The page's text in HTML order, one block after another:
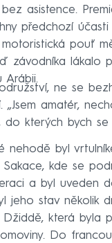
asistence.
předchozí
motoristická pouť
závodníka lákalo
Arábii.
ne se
„Jsem amatér,
do kterých bych se
nehodě byl
kde se
a byl uveden
jeho stav několik
která byla
Do